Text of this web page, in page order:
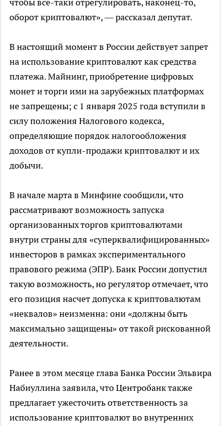
оборот криптовалют», — рассказал депутат.
В настоящий момент в России действует запрет
на использование криптовалют как средства
платежа. Майнинг, приобретение цифровых
монет и торги ими на зарубежных платформах
не запрещены; с 1 января 2025 года вступили в
силу положения Налогового кодекса,
определяющие порядок налогообложения
доходов от купли-продажи криптовалют и их
добычи.
В начале марта в Минфине сообщили, что
рассматривают возможность запуска
организованных торгов криптовалютами
внутри страны для «суперквалифицированных»
инвесторов в рамках экспериментального
правового режима (ЭПР). Банк России допустил
такую возможность, но регулятор отмечает, что
его позиция насчет допуска к криптовалютам
«неквалов» неизменна: они «должны быть
максимально защищены» от такой рискованной
деятельности.
Ранее в этом месяце глава Банка России Эльвира
Набиуллина заявила, что Центробанк также
предлагает ужесточить ответственность за
использование криптовалют во внутренних